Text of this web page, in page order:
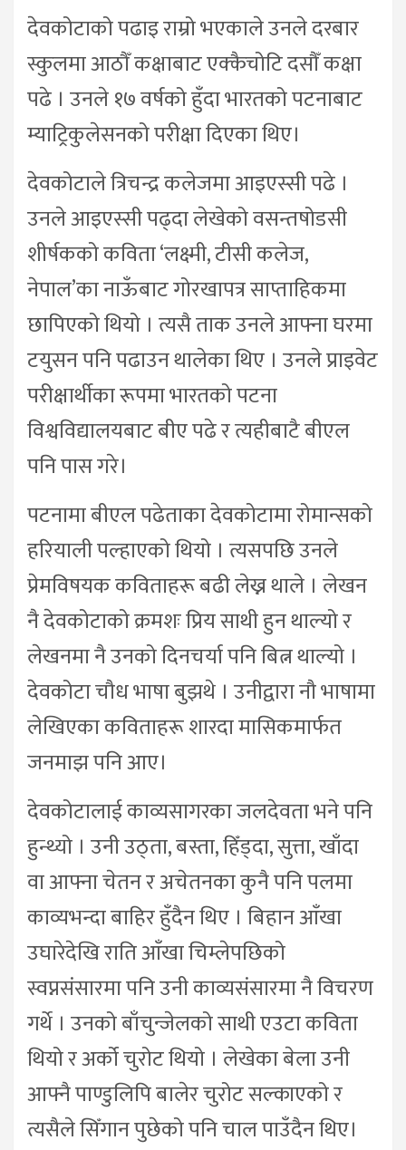
देवकोटाको पढाइ राम्रो भएकाले उनले दरबार
स्कुलमा आठौँ कक्षाबाट एक्कैचोटि दसौँ कक्षा
पढे । उनले १७ वर्षको हुँदा भारतको पटनाबाट
म्याट्रिकुलेसनको परीक्षा दिएका थिए।
देवकोटाले त्रिचन्द्र कलेजमा आइएस्सी पढे ।
उनले आइएस्सी पढ्दा लेखेको वसन्तषोडसी
शीर्षकको कविता ‘लक्ष्मी, टीसी कलेज,
नेपाल’का नाऊँबाट गोरखापत्र साप्ताहिकमा
छापिएको थियो । त्यसै ताक उनले आफ्ना घरमा
टयुसन पनि पढाउन थालेका थिए । उनले प्राइवेट
परीक्षार्थीका रूपमा भारतको पटना
विश्वविद्यालयबाट बीए पढे र त्यहीबाटै बीएल
पनि पास गरे।
पटनामा बीएल पढेताका देवकोटामा रोमान्सको
हरियाली पल्हाएको थियो । त्यसपछि उनले
प्रेमविषयक कविताहरू बढी लेख्न थाले । लेखन
नै देवकोटाको क्रमशः प्रिय साथी हुन थाल्यो र
लेखनमा नै उनको दिनचर्या पनि बित्न थाल्यो ।
देवकोटा चौध भाषा बुझथे । उनीद्वारा नौ भाषामा
लेखिएका कविताहरू शारदा मासिकमार्फत
जनमाझ पनि आए।
देवकोटालाई काव्यसागरका जलदेवता भने पनि
हुन्थ्यो । उनी उठ्ता, बस्ता, हिँड्दा, सुत्ता, खाँदा
वा आफ्ना चेतन र अचेतनका कुनै पनि पलमा
काव्यभन्दा बाहिर हुँदैन थिए । बिहान आँखा
उघारेदेखि राति आँखा चिम्लेपछिको
स्वप्नसंसारमा पनि उनी काव्यसंसारमा नै विचरण
गर्थे । उनको बाँचुन्जेलको साथी एउटा कविता
थियो र अर्को चुरोट थियो । लेखेका बेला उनी
आफ्नै पाण्डुलिपि बालेर चुरोट सल्काएको र
त्यसैले सिँगान पुछेको पनि चाल पाउँदैन थिए।